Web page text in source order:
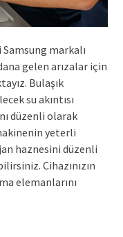
markalı
gelen arızalar için
Bulaşık
su akıntısı
düzenli olarak
yeterli
haznesini düzenli
Cihazınızın
elemanlarını